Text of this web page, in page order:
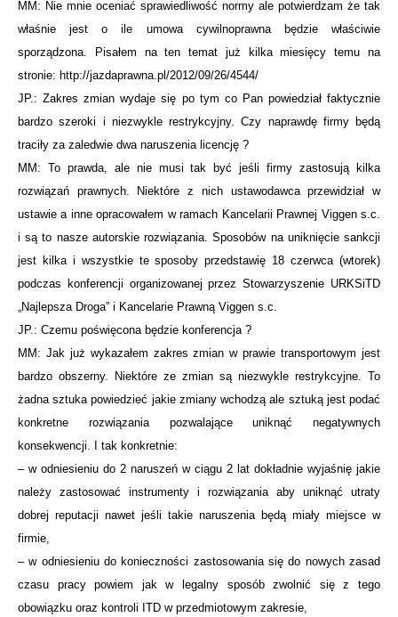
MM: Nie mnie oceniać sprawiedliwość normy ale potwierdzam że tak
właśnie jest o ile umowa cywilnoprawna będzie właściwie
sporządzona. Pisałem na ten temat już kilka miesięcy temu na
stronie: http://jazdaprawna.pl/2012/09/26/4544/
JP.: Zakres zmian wydaje się po tym co Pan powiedział faktycznie
bardzo szeroki i niezwykle restrykcyjny. Czy naprawdę firmy będą
traciły za zaledwie dwa naruszenia licencję ?
MM: To prawda, ale nie musi tak być jeśli firmy zastosują kilka
rozwiązań prawnych. Niektóre z nich ustawodawca przewidział w
ustawie a inne opracowałem w ramach Kancelarii Prawnej Viggen s.c.
i są to nasze autorskie rozwiązania. Sposobów na uniknięcie sankcji
jest kilka i wszystkie te sposoby przedstawię 18 czerwca (wtorek)
podczas konferencji organizowanej przez Stowarzyszenie URKSiTD
„Najlepsza Droga” i Kancelarie Prawną Viggen s.c.
JP.: Czemu poświęcona będzie konferencja ?
MM: Jak już wykazałem zakres zmian w prawie transportowym jest
bardzo obszerny. Niektóre ze zmian są niezwykle restrykcyjne. To
żadna sztuka powiedzieć jakie zmiany wchodzą ale sztuką jest podać
konkretne rozwiązania pozwalające uniknąć negatywnych
konsekwencji. I tak konkretnie:
– w odniesieniu do 2 naruszeń w ciągu 2 lat dokładnie wyjaśnię jakie
należy zastosować instrumenty i rozwiązania aby uniknąć utraty
dobrej reputacji nawet jeśli takie naruszenia będą miały miejsce w
firmie,
– w odniesieniu do konieczności zastosowania się do nowych zasad
czasu pracy powiem jak w legalny sposób zwolnić się z tego
obowiązku oraz kontroli ITD w przedmiotowym zakresie,